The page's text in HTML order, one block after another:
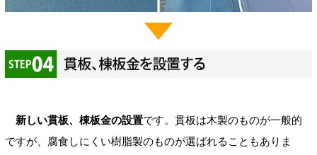
新しい貫板、棟板金の設置です。貫板は木製のものが一般的
ですが、腐食しにくい樹脂製のものが選ばれることもありま